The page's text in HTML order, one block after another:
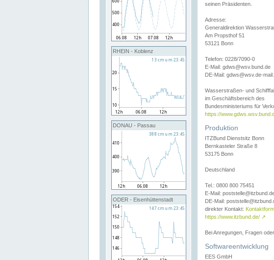
RHEIN - Koblenz
DONAU - Passau
ODER - Eisenhüttenstadt
seinen Präsidenten.
Adresse:
Generaldirektion
Am Propsthof 51
53121 Bonn
Telefon: 0228/7090-0
E-Mail: gdws@wsv.bund.de
DE-Mail: gdws@wsv.de-
Wasserstraßen- und
im Geschäftsbereich des
Bundesministeriums für
https://
Produktion
ITZBund Dienstsitz Bonn
Bernkasteler Straße 8
53175 Bonn
Deutschland
Tel.: 0800 800 75451
E-Mail:
DE-Mail:
direkter Kontakt:
https://www.itzbund.de/ ↗
Bei Anregungen, Fragen
Softwareentwicklung
EES GmbH